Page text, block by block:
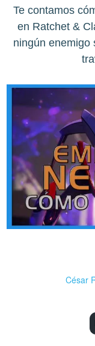
Te contamos
en Ratchet &
ningún enemigo
César